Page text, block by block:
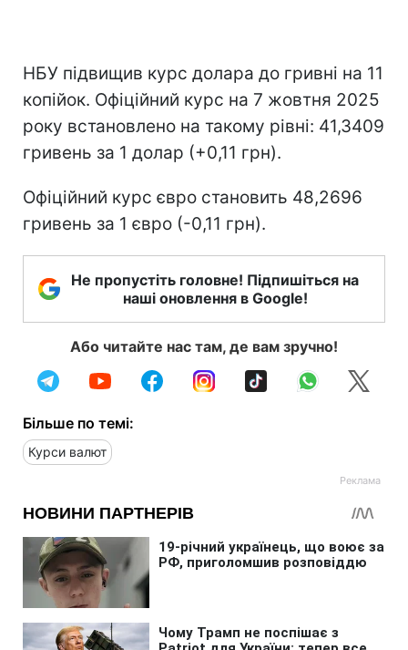
НБУ підвищив курс долара до гривні на 11
копійок. Офіційний курс на 7 жовтня 2025
року встановлено на такому рівні: 41,3409
гривень за 1 долар (+0,11 грн).
Офіційний курс євро становить 48,2696
гривень за 1 євро (-0,11 грн).
Не пропустіть головне! Підпишіться на
наші оновлення в Google!
Або читайте нас там, де вам зручно!
Більше по темі:
Курси валют